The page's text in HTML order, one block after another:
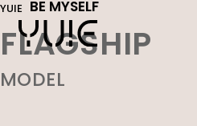
YUIE BE MYSELF
FLAGSHIP
MODEL